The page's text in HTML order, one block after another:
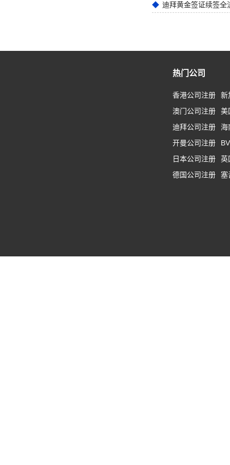
迪拜黄金签证续签全
热门公司
香港公司注册
新
澳门公司注册
美
迪拜公司注册
海
开曼公司注册
日本公司注册
英
德国公司注册
塞